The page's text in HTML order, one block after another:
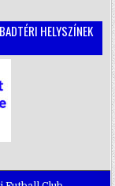
HELYSZÍNEK